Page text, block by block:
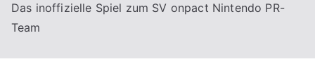
Das inoffizielle Spiel zum SV onpact Nintendo PR-
Team